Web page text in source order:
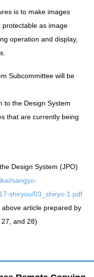
is to make images
as image
operation and display,
Subcommittee will be
to the Design System
that are currently being
Design System (JPO)
sangyo-
shiryou/03_shiryo-1.pdf
article prepared by
and 28)